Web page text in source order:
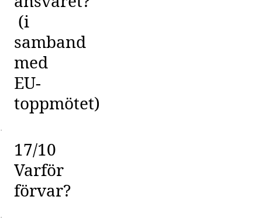
(i
samband
med
EU-
toppmötet)
·
17/10
Varför
förvar?
·